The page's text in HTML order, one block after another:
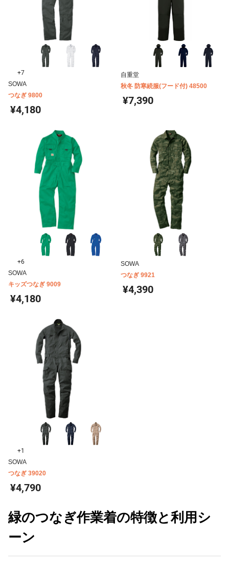
+7
SOWA
つなぎ 9800
¥4,180
自重堂
秋冬 防寒続服(フード付) 48500
¥7,390
+6
SOWA
キッズつなぎ 9009
¥4,180
SOWA
つなぎ 9921
¥4,390
+1
SOWA
つなぎ 39020
¥4,790
緑のつなぎ作業着の特徴と利用シ
ーン